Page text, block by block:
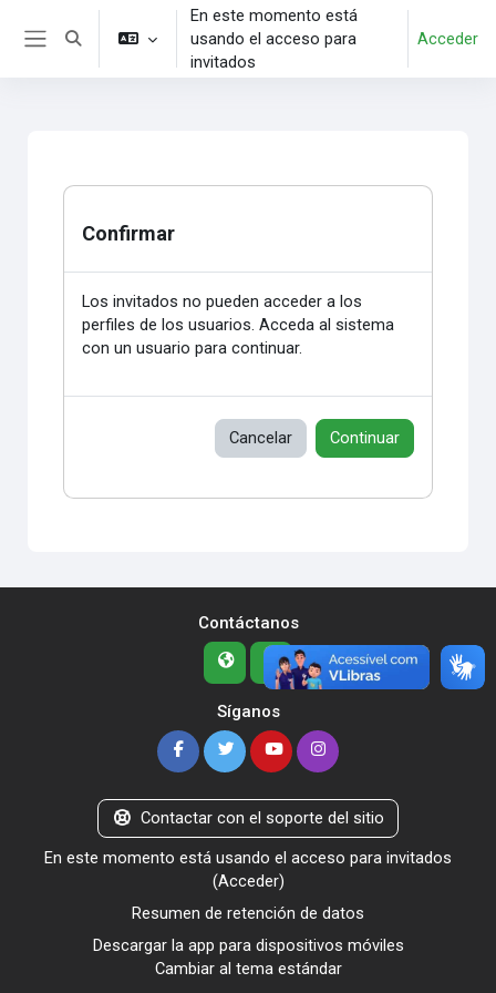
Salta al contenido principal
Selector de búsqueda de entrada
En este momento está
usando el acceso para
invitados
Acceder
Confirmar
Los invitados no pueden acceder a los
perfiles de los usuarios. Acceda al sistema
con un usuario para continuar.
Cancelar Continuar
Contáctanos
Síganos
Contactar con el soporte del sitio
En este momento está usando el acceso para invitados
(Acceder)
Resumen de retención de datos
Descargar la app para dispositivos móviles
Cambiar al tema estándar